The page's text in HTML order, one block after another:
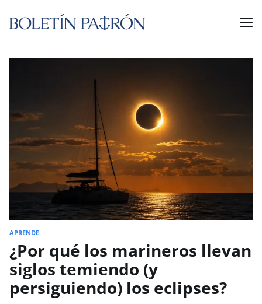
APRENDE
¿Por qué los marineros llevan
siglos temiendo (y
persiguiendo) los eclipses?